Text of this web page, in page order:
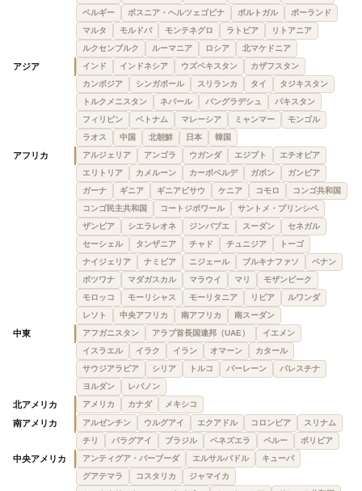
ベルギー
ボスニア・ヘルツェゴビナ ポルトガル
ポーランド
マルタ
モルドバ モンテネグロ ラトビア
リトアニア
ルクセンブルク
ルーマニア ロシア 北マケドニア
アジア インド インドネシア ウズベキスタン
カザフスタン
カンボジア
シンガポール スリランカ タイ
タジキスタン
トルクメニスタン
ネパール バングラデシュ
パキスタン
フィリピン
ベトナム マレーシア ミャンマー
モンゴル
ラオス
中国 北朝鮮 日本 韓国
アフリカ アルジェリア アンゴラ ウガンダ エジプト
エチオピア
エリトリア
カメルーン カーボベルデ ガボン
ガンビア
ガーナ
ギニア ギニアビサウ ケニア コモロ
コンゴ共和国
コンゴ民主共和国
コートジボワール
サントメ・プリンシペ
ザンビア
シエラレオネ ジンバブエ スーダン
セネガル
セーシェル
タンザニア チャド チュニジア
トーゴ
ナイジェリア
ナミビア ニジェール ブルキナファソ
ベナン
ボツワナ
マダガスカル マラウイ マリ
モザンビーク
モロッコ
モーリシャス モーリタニア リビア
ルワンダ
レソト
中央アフリカ 南アフリカ 南スーダン
中東 アフガニスタン アラブ首長国連邦（UAE）
イエメン
イスラエル
イラク イラン オマーン
カタール
サウジアラビア
シリア トルコ バーレーン
パレスチナ
ヨルダン
レバノン
北アメリカ アメリカ カナダ メキシコ
南アメリカ アルゼンチン ウルグアイ エクアドル コロンビア
スリナム
チリ
パラグアイ ブラジル ベネズエラ ペルー ボリビア
中央アメリカ アンティグア・バーブーダ エルサルバドル
キューバ
グアテマラ
コスタリカ
ジャマイカ